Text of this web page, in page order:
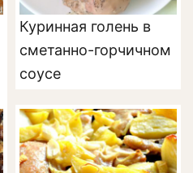
Куринная голень в
сметанно-горчичном
соусе